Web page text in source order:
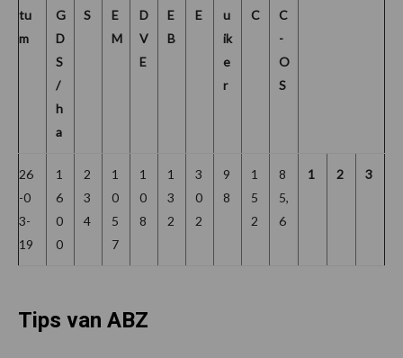
tu
m
G
D
S
/
h
a
S
E
M
D
V
E
E
B
E
u
ik
e
r
C
C
-
O
S
26
-0
3-
19
1
6
0
0
2
3
4
1
0
5
7
1
0
8
1
3
2
3
0
2
9
8
1
5
2
8
5,
6
1 2 3
Tips van ABZ